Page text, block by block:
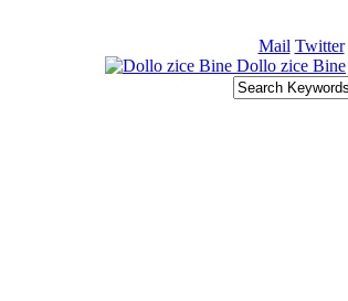
Mail Twitter
Dollo zice Bine